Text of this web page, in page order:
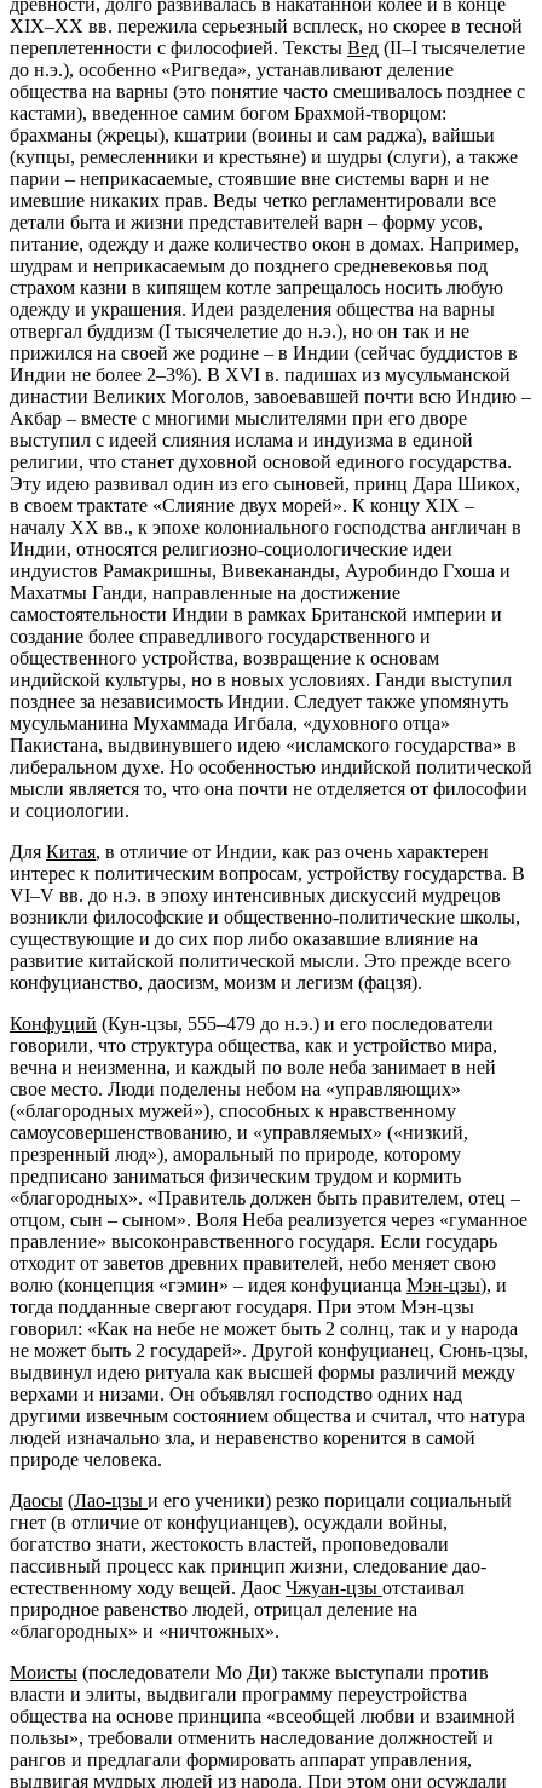
древности, долго развивалась в накатанной колее и в конце
XIX–XX вв. пережила серьезный всплеск, но скорее в тесной
переплетенности с философией. Тексты Вед (II–I тысячелетие
до н.э.), особенно «Ригведа», устанавливают деление
общества на варны (это понятие часто смешивалось позднее с
кастами), введенное самим богом Брахмой-творцом:
брахманы (жрецы), кшатрии (воины и сам раджа), вайшьи
(купцы, ремесленники и крестьяне) и шудры (слуги), а также
парии – неприкасаемые, стоявшие вне системы варн и не
имевшие никаких прав. Веды четко регламентировали все
детали быта и жизни представителей варн – форму усов,
питание, одежду и даже количество окон в домах. Например,
шудрам и неприкасаемым до позднего средневековья под
страхом казни в кипящем котле запрещалось носить любую
одежду и украшения. Идеи разделения общества на варны
отвергал буддизм (I тысячелетие до н.э.), но он так и не
прижился на своей же родине – в Индии (сейчас буддистов в
Индии не более 2–3%). В XVI в. падишах из мусульманской
династии Великих Моголов, завоевавшей почти всю Индию –
Акбар – вместе с многими мыслителями при его дворе
выступил с идеей слияния ислама и индуизма в единой
религии, что станет духовной основой единого государства.
Эту идею развивал один из его сыновей, принц Дара Шикох,
в своем трактате «Слияние двух морей». К концу XIX –
началу XX вв., к эпохе колониального господства англичан в
Индии, относятся религиозно-социологические идеи
индуистов Рамакришны, Вивекананды, Ауробиндо Гхоша и
Махатмы Ганди, направленные на достижение
самостоятельности Индии в рамках Британской империи и
создание более справедливого государственного и
общественного устройства, возвращение к основам
индийской культуры, но в новых условиях. Ганди выступил
позднее за независимость Индии. Следует также упомянуть
мусульманина Мухаммада Игбала, «духовного отца»
Пакистана, выдвинувшего идею «исламского государства» в
либеральном духе. Но особенностью индийской политической
мысли является то, что она почти не отделяется от философии
и социологии.
Для Китая, в отличие от Индии, как раз очень характерен
интерес к политическим вопросам, устройству государства. В
VI–V вв. до н.э. в эпоху интенсивных дискуссий мудрецов
возникли философские и общественно-политические школы,
существующие и до сих пор либо оказавшие влияние на
развитие китайской политической мысли. Это прежде всего
конфуцианство, даосизм, моизм и легизм (фацзя).
Конфуций (Кун-цзы, 555–479 до н.э.) и его последователи
говорили, что структура общества, как и устройство мира,
вечна и неизменна, и каждый по воле неба занимает в ней
свое место. Люди поделены небом на «управляющих»
(«благородных мужей»), способных к нравственному
самоусовершенствованию, и «управляемых» («низкий,
презренный люд»), аморальный по природе, которому
предписано заниматься физическим трудом и кормить
«благородных». «Правитель должен быть правителем, отец –
отцом, сын – сыном». Воля Неба реализуется через «гуманное
правление» высоконравственного государя. Если государь
отходит от заветов древних правителей, небо меняет свою
волю (концепция «гэмин» – идея конфуцианца Мэн-цзы), и
тогда подданные свергают государя. При этом Мэн‑цзы
говорил: «Как на небе не может быть 2 солнц, так и у народа
не может быть 2 государей». Другой конфуцианец, Сюнь-цзы,
выдвинул идею ритуала как высшей формы различий между
верхами и низами. Он объявлял господство одних над
другими извечным состоянием общества и считал, что натура
людей изначально зла, и неравенство коренится в самой
природе человека.
Даосы (Лао-цзы и его ученики) резко порицали социальный
гнет (в отличие от конфуцианцев), осуждали войны,
богатство знати, жестокость властей, проповедовали
пассивный процесс как принцип жизни, следование дао-
естественному ходу вещей. Даос Чжуан-цзы отстаивал
природное равенство людей, отрицал деление на
«благородных» и «ничтожных».
Моисты (последователи Мо Ди) также выступали против
власти и элиты, выдвигали программу переустройства
общества на основе принципа «всеобщей любви и взаимной
пользы», требовали отменить наследование должностей и
рангов и предлагали формировать аппарат управления,
выдвигая мудрых людей из народа. При этом они осуждали